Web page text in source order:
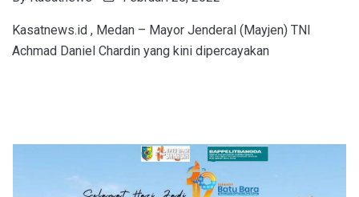
Kasatnews.id , Medan – Mayor Jenderal (Mayjen) TNI
Achmad Daniel Chardin yang kini dipercayakan